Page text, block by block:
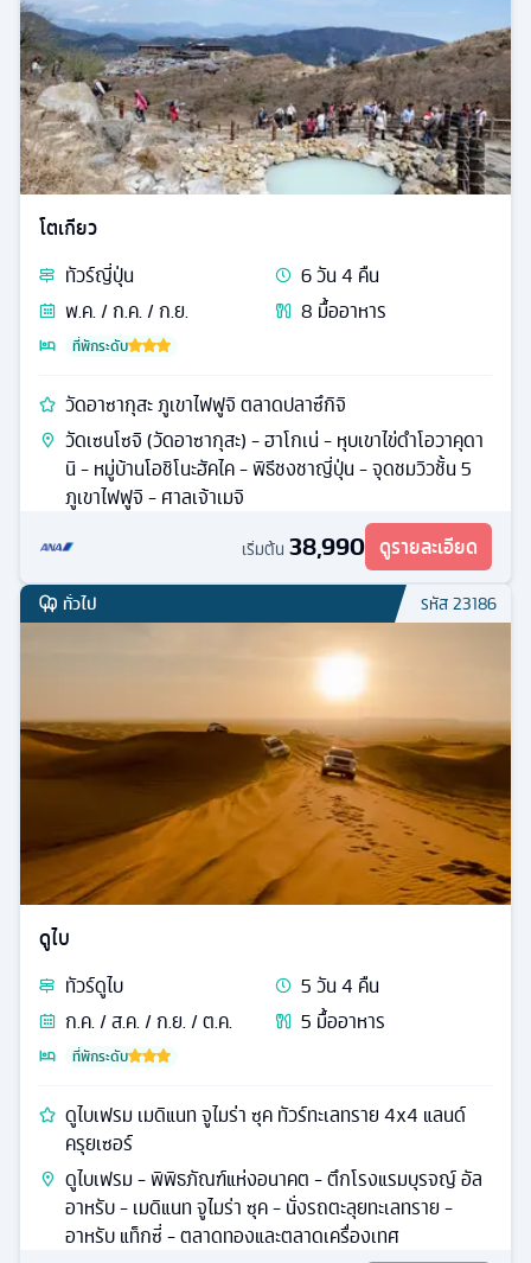
โตเกียว
ทัวร์ญี่ปุ่น 6วัน4 คืน
พ.ค. / ก.ค. / ก.ย.
8 มื้ออาหาร
ที่พักระดับ
วัดอาซากุสะ ภูเขาไฟฟูจิ ตลาดปลาซึกิจิ
วัดเซนโซจิ (วัดอาซากุสะ) - ฮาโกเน่ - หุบเขาไข่ดำโอวาคุดา
นิ - หมู่บ้านโอชิโนะฮัคไค - พิธีชงชาญี่ปุ่น - จุดชมวิวชั้น 5
ภูเขาไฟฟูจิ - ศาลเจ้าเมจิ
เริ่มต้น 38,990 ดูรายละเอียด
ทั่วไป รหัส23186
ดูไบ
ทัวร์ดูไบ 5วัน4 คืน
ก.ค. / ส.ค. / ก.ย. / ต.ค.
5 มื้ออาหาร
ที่พักระดับ
ดูไบเฟรม เมดิแนท จูไมร่า ซุค ทัวร์ทะเลทราย 4x4 แลนด์
ครุยเซอร์
ดูไบเฟรม - พิพิธภัณฑ์แห่งอนาคต - ตึกโรงแรมบุรจญ์ อัล
อาหรับ - เมดิแนท จูไมร่า ซุค - นั่งรถตะลุยทะเลทราย -
อาหรับ แท็กซี่ - ตลาดทองและตลาดเครื่องเทศ